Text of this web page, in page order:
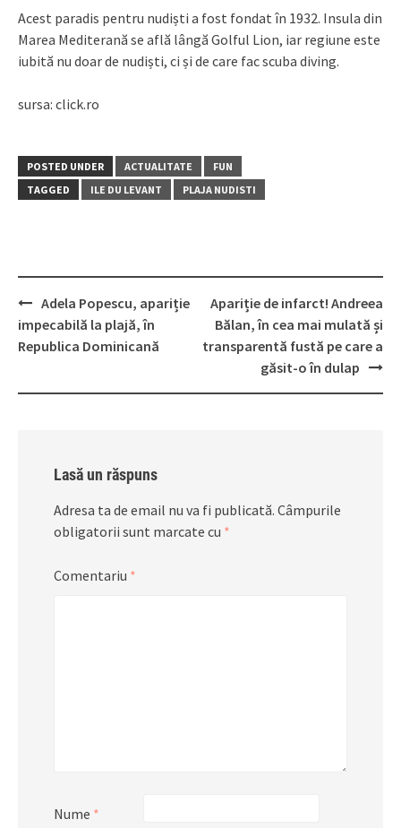
Acest paradis pentru nudiști a fost fondat în 1932. Insula din
Marea Mediterană se află lângă Golful Lion, iar regiune este
iubită nu doar de nudiști, ci și de care fac scuba diving.
sursa: click.ro
POSTED UNDER ACTUALITATE
FUN
TAGGED
ILE DU LEVANT PLAJA NUDISTI
Post
navigation
Adela Popescu, apariție
impecabilă la plajă, în
Republica Dominicană
Apariție de infarct! Andreea
Bălan, în cea mai mulată și
transparentă fustă pe care a
găsit-o în dulap
Lasă un răspuns
Adresa ta de email nu va fi publicată. Câmpurile
obligatorii sunt marcate cu *
Comentariu *
Nume *